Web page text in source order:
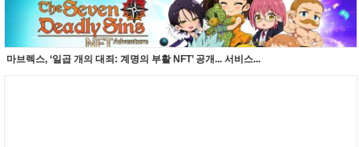
마브렉스, ‘일곱 개의 대죄: 계명의 부활 NFT’ 공개... 서비스...